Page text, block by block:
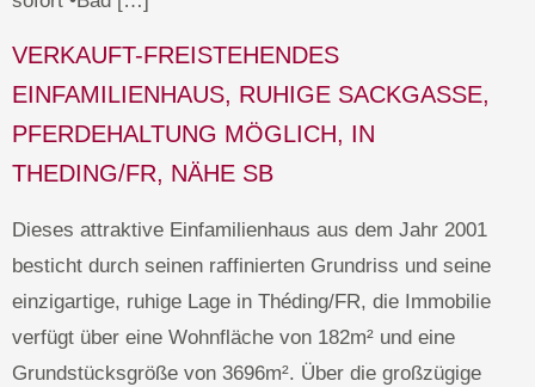
VERKAUFT-FREISTEHENDES
EINFAMILIENHAUS, RUHIGE SACKGASSE,
PFERDEHALTUNG MÖGLICH, IN
THEDING/FR, NÄHE SB
Dieses attraktive Einfamilienhaus aus dem Jahr 2001
besticht durch seinen raffinierten Grundriss und seine
einzigartige, ruhige Lage in Théding/FR, die Immobilie
verfügt über eine Wohnfläche von 182m² und eine
Grundstücksgröße von 3696m². Über die großzügige